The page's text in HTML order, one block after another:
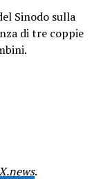
Sinodo sulla
di tre coppie
.